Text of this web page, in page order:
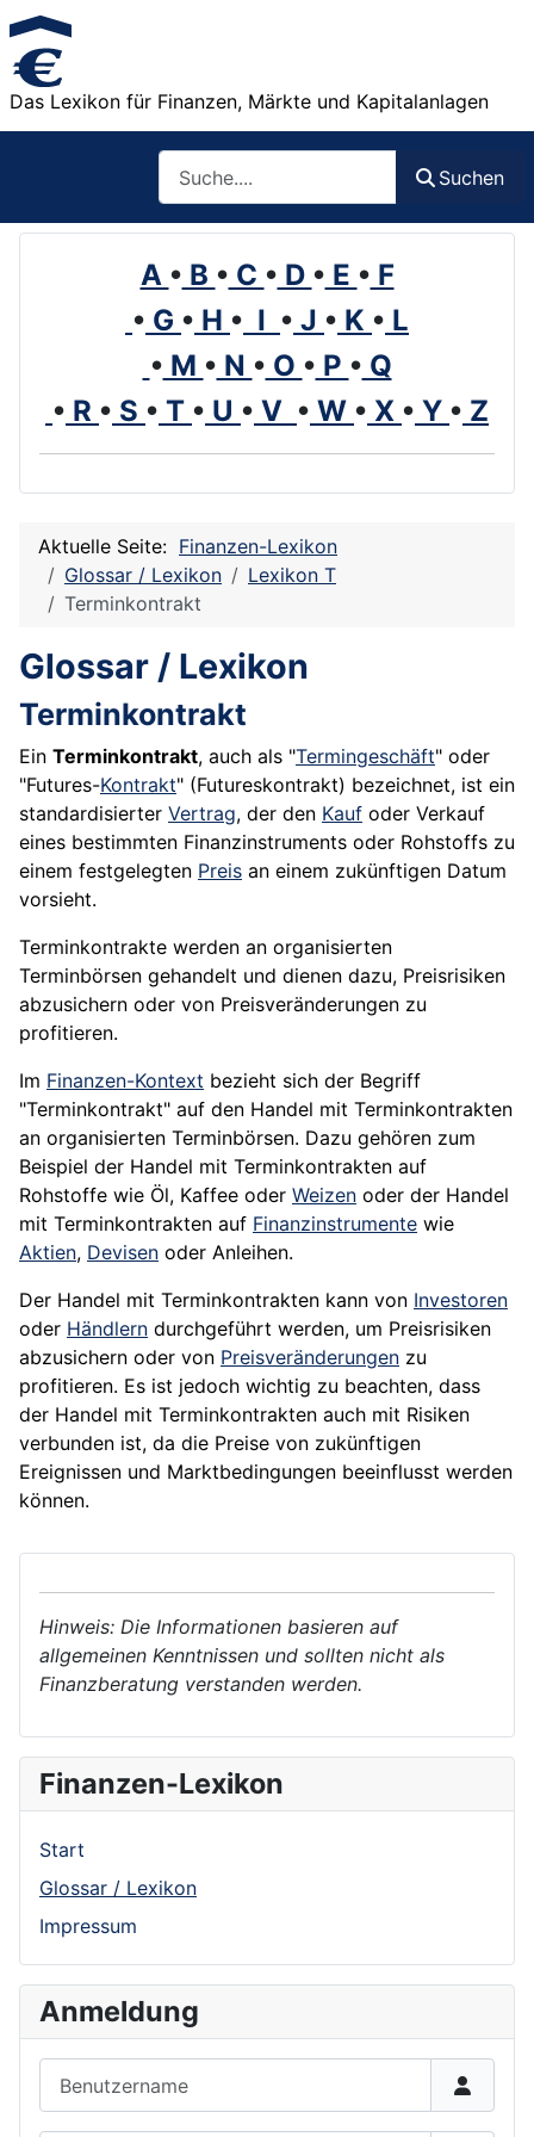
Das Lexikon für Finanzen, Märkte und Kapitalanlagen
Suchen
A • B • C • D • E • F
• G • H • I • J • K • L
• M • N • O • P • Q
• R • S • T • U • V • W • X • Y • Z
Aktuelle Seite: Finanzen-Lexikon
Glossar / Lexikon
Lexikon T
Terminkontrakt
Glossar / Lexikon
Terminkontrakt
Ein Terminkontrakt, auch als "Termingeschäft" oder
"Futures-Kontrakt" (Futureskontrakt) bezeichnet, ist ein
standardisierter Vertrag, der den Kauf oder Verkauf
eines bestimmten Finanzinstruments oder Rohstoffs zu
einem festgelegten Preis an einem zukünftigen Datum
vorsieht.
Terminkontrakte werden an organisierten
Terminbörsen gehandelt und dienen dazu, Preisrisiken
abzusichern oder von Preisveränderungen zu
profitieren.
Im Finanzen-Kontext bezieht sich der Begriff
"Terminkontrakt" auf den Handel mit Terminkontrakten
an organisierten Terminbörsen. Dazu gehören zum
Beispiel der Handel mit Terminkontrakten auf
Rohstoffe wie Öl, Kaffee oder Weizen oder der Handel
mit Terminkontrakten auf Finanzinstrumente wie
Aktien, Devisen oder Anleihen.
Der Handel mit Terminkontrakten kann von Investoren
oder Händlern durchgeführt werden, um Preisrisiken
abzusichern oder von Preisveränderungen zu
profitieren. Es ist jedoch wichtig zu beachten, dass
der Handel mit Terminkontrakten auch mit Risiken
verbunden ist, da die Preise von zukünftigen
Ereignissen und Marktbedingungen beeinflusst werden
können.
Hinweis: Die Informationen basieren auf
allgemeinen Kenntnissen und sollten nicht als
Finanzberatung verstanden werden.
Finanzen-Lexikon
Start
Glossar / Lexikon
Impressum
Anmeldung